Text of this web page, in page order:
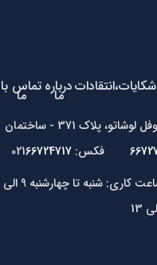
شکایات،انتقاداتدرباره
ما تماس با
ما
آدرس: تهران، خیابان حافظ، بعد از تقاطع نوفل لوشاتو، پلاک 371 - ساختمان
فکس: 021 66724717
پست الکترونیک: Info @ Ertebat.Co ساعت کاری: شنبه تا چهارشنبه 9 الی